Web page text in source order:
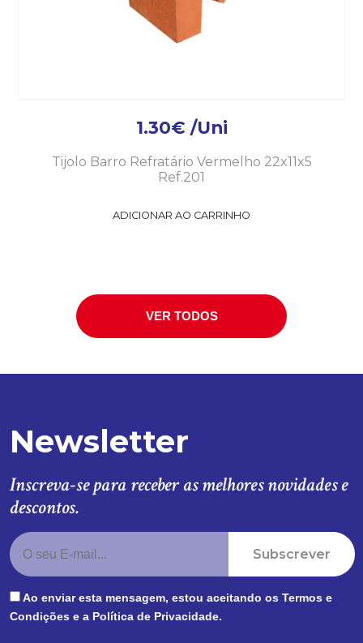
1.30€ /Uni
Tijolo Barro Refratário Vermelho 22x11x5
Ref.201
ADICIONAR AO CARRINHO
VER TODOS
Newsletter
Inscreva-se para receber as melhores novidades e
descontos.
Subscrever
Ao enviar esta mensagem, estou aceitando os Termos e
Condições e a Política de Privacidade.